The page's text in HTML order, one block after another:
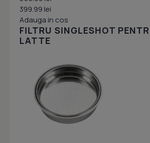
399.99 lei
Adauga in cos
FILTRU SINGLESHOT
LATTE